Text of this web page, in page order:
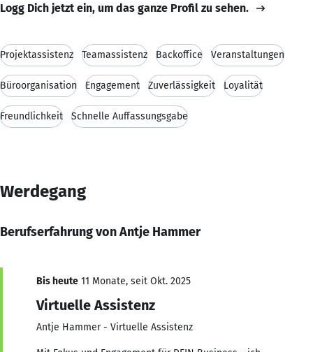
Logg Dich jetzt ein, um das ganze Profil zu sehen.
Projektassistenz Teamassistenz Backoffice Veranstaltungen
Büroorganisation Engagement Zuverlässigkeit Loyalität
Freundlichkeit Schnelle Auffassungsgabe
Werdegang
Berufserfahrung von Antje Hammer
Bis heute 11 Monate, seit Okt. 2025
Virtuelle Assistenz
Antje Hammer - Virtuelle Assistenz